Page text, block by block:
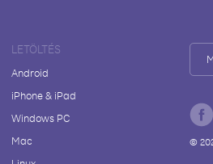
LETÖLTÉS
Android
iPhone & iPad
Windows PC
Mac
©